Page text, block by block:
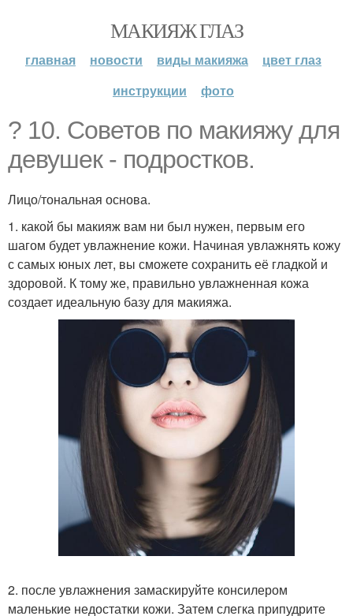
МАКИЯЖ ГЛАЗ
главная новости виды макияжа
цвет глаз
инструкции
фото
? 10. Советов по макияжу для
девушек - подростков.
Лицо/тональная основа.
1. какой бы макияж вам ни был нужен, первым его
шагом будет увлажнение кожи. Начиная увлажнять кожу
с самых юных лет, вы сможете сохранить её гладкой и
здоровой. К тому же, правильно увлажненная кожа
создает идеальную базу для макияжа.
2. после увлажнения замаскируйте консилером
маленькие недостатки кожи. Затем слегка припудрите